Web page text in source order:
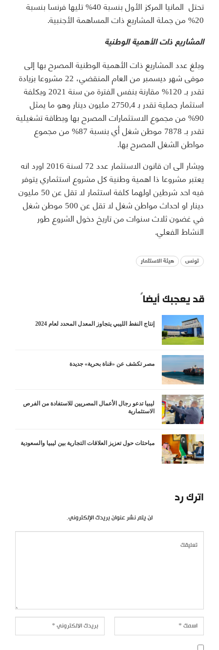
تحتل المانيا المركز الأول بنسبة 40% تليها فرنسا بنسبة
20% من جملة المشاريع ذات المساهمة الأجنبية.
المشاريع ذات الأهمية الوطنية
وبلغ عدد المشاريع ذات الأهمية الوطنية المصرح بها إلى
موفى شهر ديسمبر من العام المنقضي، 22 مشروعا بزيادة
تقدر بـ 120% مقارنة بنفس الفترة من سنة 2021 وبكلفة
استثمار جملية تقدر ﺑ 2750,4 مليون دينار وهو ما يمثل
90% من مجموع الاستثمارات المصرح بها وبطاقة تشغيلية
تقدر بـ 7878 موطن شغل أي بنسبة 87% من مجموع
مواطن الشغل المصرح بها.
ويشار الى ان قانون الاستثمار عدد 72 لسنة 2016 اورد انه
يعتبر مشروعا ذا اهمية وطنية كل مشروع استثماري يتوفر
فيه احد شرطين اولهما كلفة استثمار لا تقل عن 50 مليون
دينار او احداث مواطن شغل لا تقل عن 500 موطن شغل
في غضون ثلاث سنوات من تاريخ دخول الشروع طور
النشاط الفعلي.
تونس هيئة الاستثمار
قد يعجبك أيضاً
إنتاج النفط الليبي يتجاوز المعدل المحدد لعام 2024
مصر تكشف عن «قناة بحرية» جديدة
ليبيا تدعو رجال الأعمال المصريين للاستفادة من الفرص
الاستثمارية
مباحثات حول تعزيز العلاقات التجارية بين ليبيا والسعودية
اترك رد
لن يتم نشر عنوان بريدك الإلكتروني.